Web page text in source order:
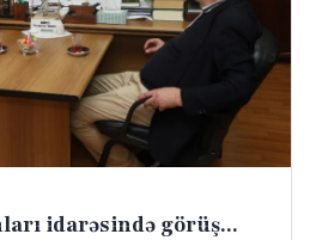
idarəsində görüş...